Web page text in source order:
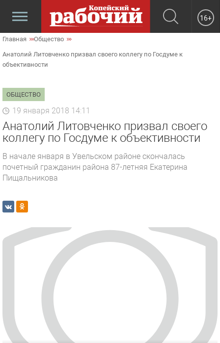
16+
Главная Общество
Анатолий Литовченко призвал своего коллегу по Госдуме к
объективности
ОБЩЕСТВО
19 января 2018 14:11
Анатолий Литовченко призвал своего
коллегу по Госдуме к объективности
В начале января в Увельском районе скончалась
почетный гражданин района 87-летняя Екатерина
Пищальникова